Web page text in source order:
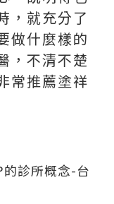
，就充分了
做什麼樣的
，不清不楚
常推薦塗祥